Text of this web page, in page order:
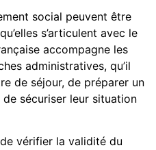
social peuvent être
s’articulent avec le
accompagne les
administratives, qu’il
de séjour, de préparer un
sécuriser leur situation
vérifier la validité du